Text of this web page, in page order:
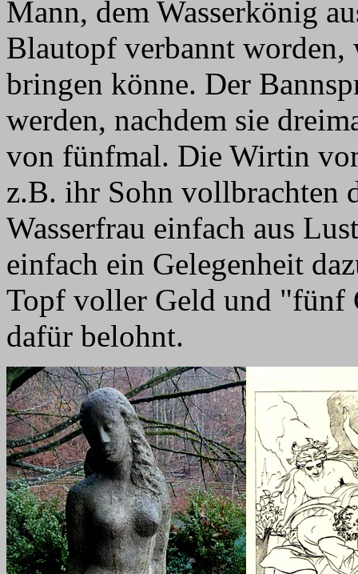
Mann, dem Wasserkönig
Blautopf verbannt
bringen könne. Der
werden, nachdem sie
von fünfmal. Die Wirtin
z.B. ihr Sohn vollbrachten
Wasserfrau einfach aus
einfach ein Gelegenheit
Topf voller Geld und "fünf
dafür belohnt.